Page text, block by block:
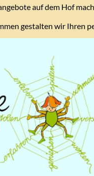
auf dem Hof
gestalten wir Ihren